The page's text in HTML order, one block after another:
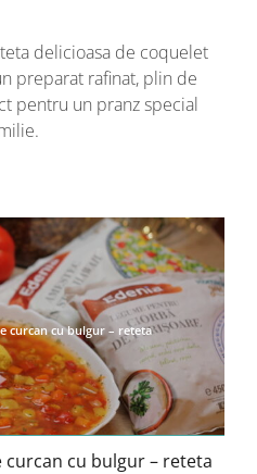
delicioasa de coquelet
preparat rafinat, plin de
pentru un pranz special
curcan cu bulgur – reteta
cu bulgur – reteta